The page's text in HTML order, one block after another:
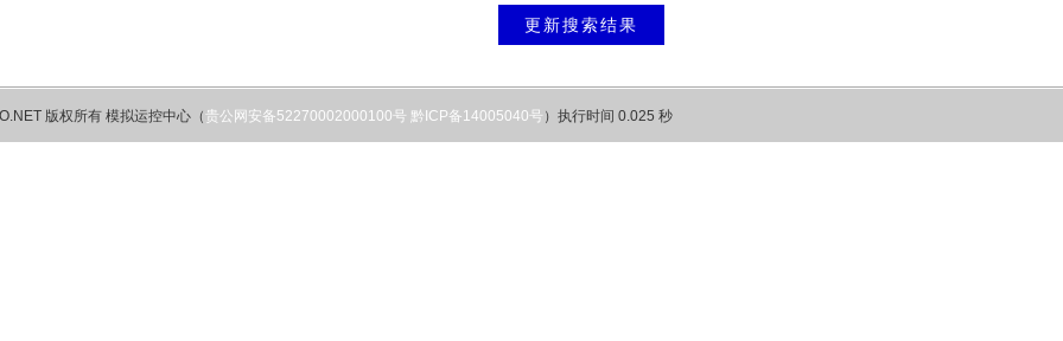
更新搜索结果
版权所有 模拟运控中心（贵公网安备52270002000100号 黔ICP备14005040号 ）执行时间 0.025 秒